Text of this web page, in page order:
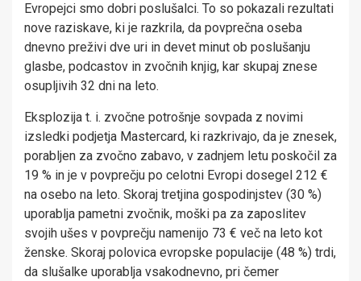
Evropejci smo dobri poslušalci. To so pokazali rezultati
nove raziskave, ki je razkrila, da povprečna oseba
dnevno preživi dve uri in devet minut ob poslušanju
glasbe, podcastov in zvočnih knjig, kar skupaj znese
osupljivih 32 dni na leto.
Eksplozija t. i. zvočne potrošnje sovpada z novimi
izsledki podjetja Mastercard, ki razkrivajo, da je znesek,
porabljen za zvočno zabavo, v zadnjem letu poskočil za
19 % in je v povprečju po celotni Evropi dosegel 212 €
na osebo na leto. Skoraj tretjina gospodinjstev (30 %)
uporablja pametni zvočnik, moški pa za zaposlitev
svojih ušes v povprečju namenijo 73 € več na leto kot
ženske. Skoraj polovica evropske populacije (48 %) trdi,
da slušalke uporablja vsakodnevno, pri čemer